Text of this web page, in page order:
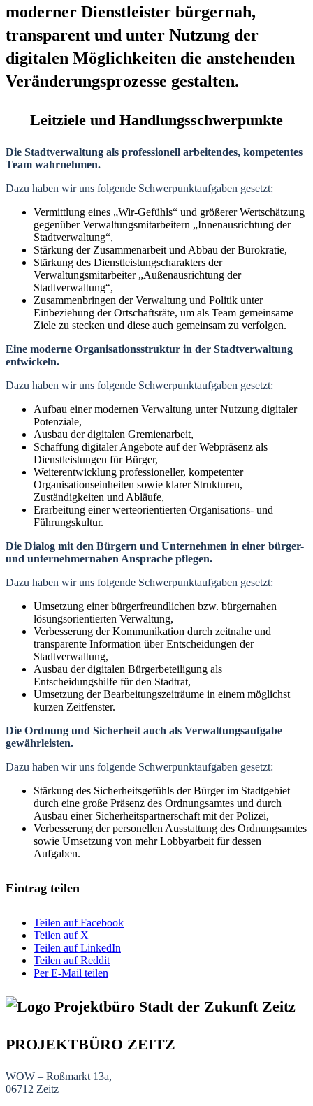
moderner Dienstleister bürgernah,
transparent und unter Nutzung der
digitalen Möglichkeiten die anstehenden
Veränderungsprozesse gestalten.
Leitziele und Handlungsschwerpunkte
Die Stadtverwaltung als professionell arbeitendes, kompetentes
Team wahrnehmen.
Dazu haben wir uns folgende Schwerpunktaufgaben gesetzt:
Vermittlung eines „Wir-Gefühls“ und größerer Wertschätzung
gegenüber Verwaltungsmitarbeitern „Innenausrichtung der
Stadtverwaltung“,
Stärkung der Zusammenarbeit und Abbau der Bürokratie,
Stärkung des Dienstleistungscharakters der
Verwaltungsmitarbeiter „Außenausrichtung der
Stadtverwaltung“,
Zusammenbringen der Verwaltung und Politik unter
Einbeziehung der Ortschaftsräte, um als Team gemeinsame
Ziele zu stecken und diese auch gemeinsam zu verfolgen.
Eine moderne Organisationsstruktur in der Stadtverwaltung
entwickeln.
Dazu haben wir uns folgende Schwerpunktaufgaben gesetzt:
Aufbau einer modernen Verwaltung unter Nutzung digitaler
Potenziale,
Ausbau der digitalen Gremienarbeit,
Schaffung digitaler Angebote auf der Webpräsenz als
Dienstleistungen für Bürger,
Weiterentwicklung professioneller, kompetenter
Organisationseinheiten sowie klarer Strukturen,
Zuständigkeiten und Abläufe,
Erarbeitung einer werteorientierten Organisations- und
Führungskultur.
Die Dialog mit den Bürgern und Unternehmen in einer bürger-
und unternehmernahen Ansprache pflegen.
Dazu haben wir uns folgende Schwerpunktaufgaben gesetzt:
Umsetzung einer bürgerfreundlichen bzw. bürgernahen
lösungsorientierten Verwaltung,
Verbesserung der Kommunikation durch zeitnahe und
transparente Information über Entscheidungen der
Stadtverwaltung,
Ausbau der digitalen Bürgerbeteiligung als
Entscheidungshilfe für den Stadtrat,
Umsetzung der Bearbeitungszeiträume in einem möglichst
kurzen Zeitfenster.
Die Ordnung und Sicherheit auch als Verwaltungsaufgabe
gewährleisten.
Dazu haben wir uns folgende Schwerpunktaufgaben gesetzt:
Stärkung des Sicherheitsgefühls der Bürger im Stadtgebiet
durch eine große Präsenz des Ordnungsamtes und durch
Ausbau einer Sicherheitspartnerschaft mit der Polizei,
Verbesserung der personellen Ausstattung des Ordnungsamtes
sowie Umsetzung von mehr Lobbyarbeit für dessen
Aufgaben.
Eintrag teilen
Teilen auf Facebook
Teilen auf X
Teilen auf LinkedIn
Teilen auf Reddit
Per E-Mail teilen
PROJEKTBÜRO ZEITZ
WOW – Roßmarkt 13a,
06712 Zeitz